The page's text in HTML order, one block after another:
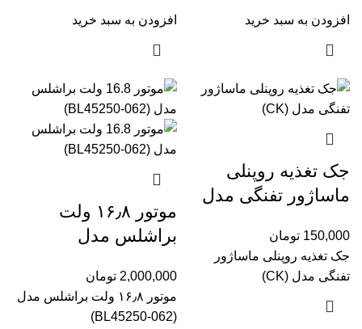
افزودن به سبد خرید افزودن به سبد خرید
جک تغذیه روپنلی
ماساژور تفنگی مدل
150,000 تومان
جک تغذیه روپنلی ماساژور
تفنگی مدل (CK)
موتور ۱۶٫۸ ولت
براشلس مدل
2,000,000 تومان
موتور ۱۶٫۸ ولت براشلس مدل
(BL45250-062)